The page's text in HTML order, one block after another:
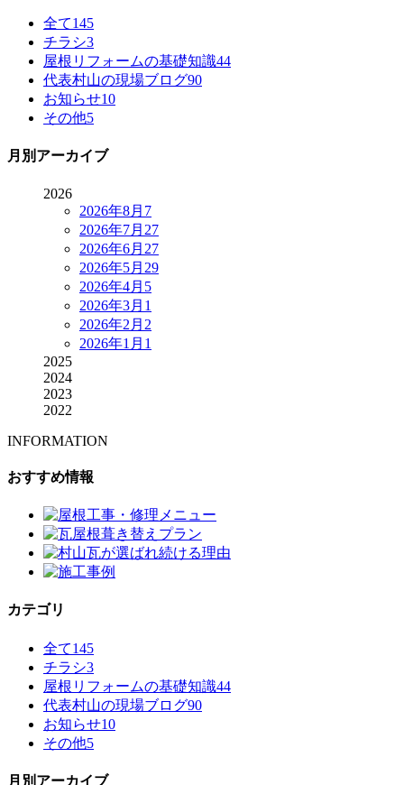
全て145
チラシ3
屋根リフォームの基礎知識44
代表村山の現場ブログ90
お知らせ10
その他5
月別アーカイブ
2026
2026年8月 7
2026年7月 27
2026年6月 27
2026年5月 29
2026年4月 5
2026年3月 1
2026年2月 2
2026年1月 1
2025
2024
2023
2022
INFORMATION
おすすめ情報
カテゴリ
全て145
チラシ3
屋根リフォームの基礎知識44
代表村山の現場ブログ90
お知らせ10
その他5
月別アーカイブ